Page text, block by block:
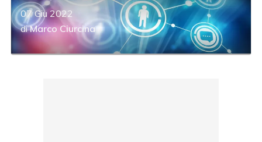
07 Giu 2022
diMarco Ciurcina